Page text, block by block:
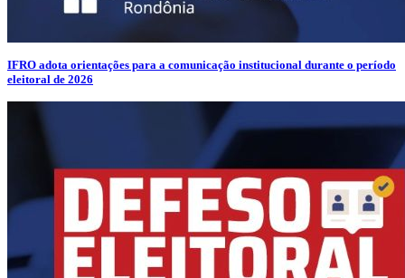
IFRO adota orientações para a comunicação institucional durante o período
eleitoral de 2026